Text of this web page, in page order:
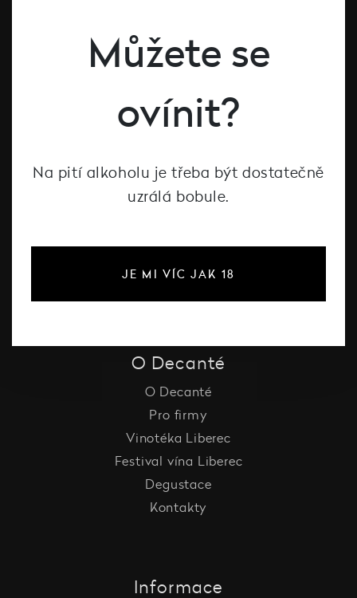
#dcntjelaska
Bílé víno
Červené víno
Katalog vinařů
O Decanté
O Decanté
Pro firmy
Vinotéka Liberec
Festival vína Liberec
Degustace
Kontakty
Informace
Můžete se
ovínit?
Na pití alkoholu je třeba být dostatečně
uzrálá bobule.
JE MI VÍC JAK 18